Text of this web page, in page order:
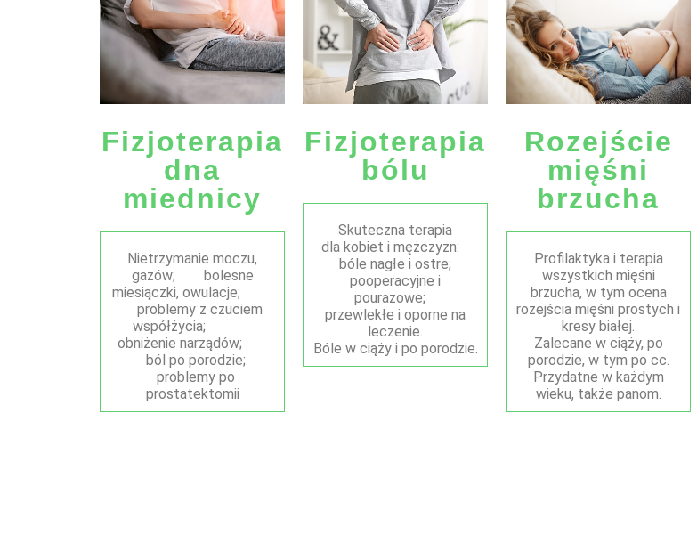
Fizjoterapia
dna
miednicy
Nietrzymanie moczu,
gazów;
bolesne
miesiączki, owulacje;
problemy z czuciem
współżycia;
obniżenie narządów;
ból po porodzie;
problemy po
prostatektomii
Fizjoterapia
bólu
Skuteczna terapia
dla kobiet i mężczyzn:
bóle nagłe i ostre;
pooperacyjne i
pourazowe;
przewlekłe i oporne na
leczenie.
Bóle w ciąży i po porodzie.
Rozejście
mięśni
brzucha
Profilaktyka i terapia
wszystkich mięśni
brzucha, w tym ocena
rozejścia mięśni prostych i
kresy białej.
Zalecane w ciąży, po
porodzie, w tym po cc.
Przydatne w każdym
wieku, także panom.